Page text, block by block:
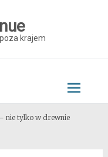
krajem
nie tylko w drewnie